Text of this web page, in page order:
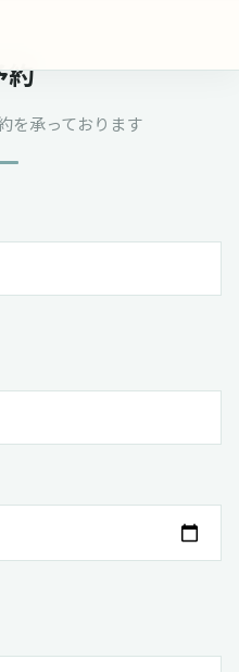
約
を承っております